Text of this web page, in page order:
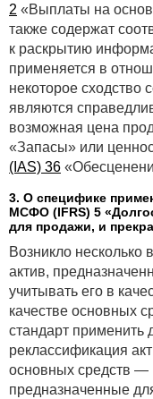
2 «Выплаты на
также содержат
к раскрытию
применяется в
некоторое сходство
являются
возможная цена
«Запасы» или
(IAS) 36
3. О специфике
МСФО (IFRS) 5
для продажи, и
Возникло несколько
актив,
учитывать его в
качестве основных
стандарт применить
реклассификация
основных средств —
предназначенные